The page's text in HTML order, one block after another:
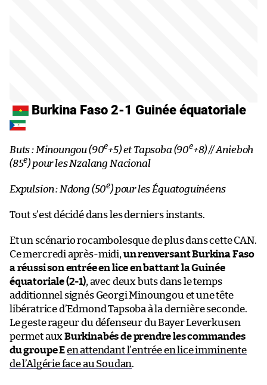
Burkina Faso 2-1 Guinée équatoriale
Buts : Minoungou (90e+5) et Tapsoba (90e+8) // Anieboh
(85e) pour les Nzalang Nacional
Expulsion : Ndong (50e) pour les Équatoguinéens
Tout s’est décidé dans les derniers instants.
Et un scénario rocambolesque de plus dans cette CAN.
Ce mercredi après-midi, un renversant Burkina Faso
a réussi son entrée en lice en battant la Guinée
équatoriale(2-1), avec deux buts dans le temps
additionnel signés Georgi Minoungou et une tête
libératrice d’Edmond Tapsoba à la dernière seconde.
Le geste rageur du défenseur du Bayer Leverkusen
permet auxBurkinabés de prendre les commandes
du groupe Een attendant l’entrée en lice imminente
de l’Algérie face au Soudan.